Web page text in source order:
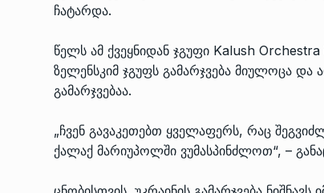
ჩატარდა.
წელს ამ ქვეყნიდან ჯგუფი Kalush
ზელენსკიმ ჯგუფს გამარჯვება მიულოცა და
გამარჯვებაა.
„ჩვენ გავაკეთებთ ყველაფერს, რაც
ქალაქ მარიუპოლში ვუმასპინძლოთ“, –